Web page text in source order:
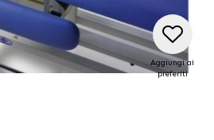
Aggiungi ai
preferiti